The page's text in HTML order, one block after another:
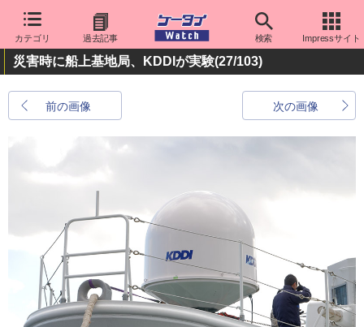
カテゴリ 過去記事 検索 Impressサイト
災害時に船上基地局、KDDIが実験(27/103)
前の画像 次の画像